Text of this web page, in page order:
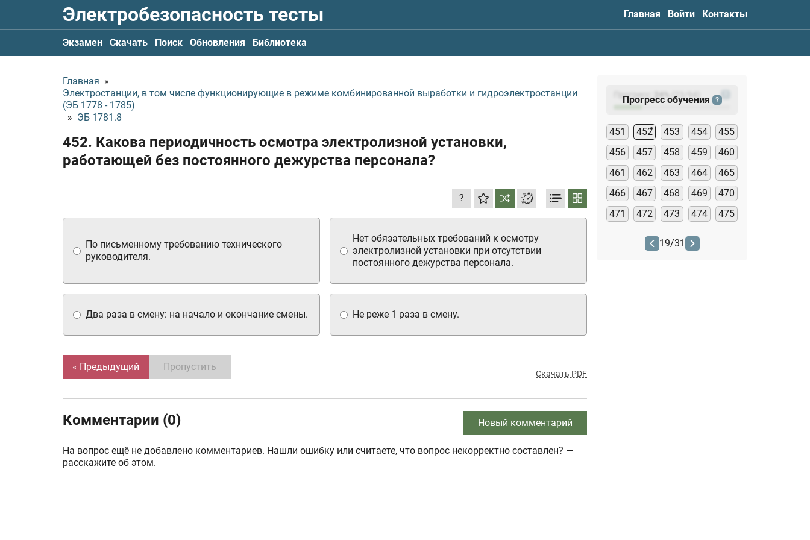
Электробезопасность тесты Главная Войти Контакты
Экзамен Скачать Поиск Обновления Библиотека
Главная »
Электростанции, в том числе функционирующие в режиме комбинированной выработки и гидроэлектростанции
(ЭБ 1778 - 1785)
» ЭБ 1781.8
452. Какова периодичность осмотра электролизной установки,
работающей без постоянного дежурства персонала?
?
Не реже 1 раза в смену.
Два раза в смену: на начало и окончание смены.
Нет обязательных требований к осмотру
электролизной установки при отсутствии
постоянного дежурства персонала.
По письменному требованию технического
руководителя.
« Предыдущий Пропустить
Скачать PDF
Комментарии (0) Новый комментарий
На вопрос ещё не добавлено комментариев. Нашли ошибку или считаете, что вопрос некорректно составлен? —
расскажите об этом.
Прогресс: (23
Прогресс обучения ?
451 452 453 454
455
456
457 458 459
460
461
462 463 464
465
466
467 468 469
470
471
472 473 474 475
19/31